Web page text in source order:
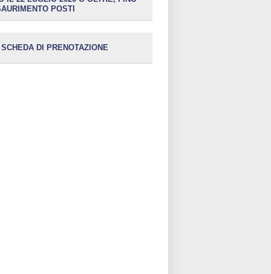
POSTI
SCHEDA DI PRENOTAZIONE